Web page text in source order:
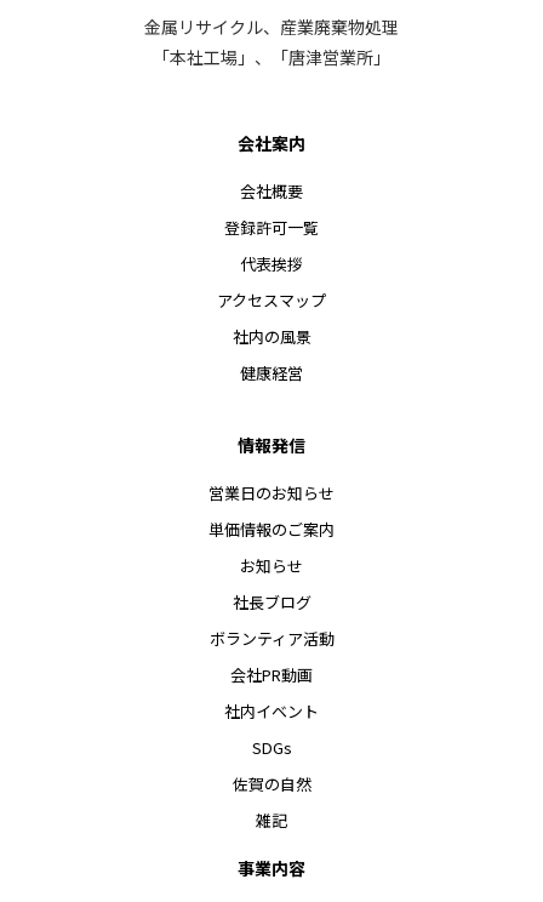
金属リサイクル、産業廃棄物処理
「本社工場」、「唐津営業所」
会社案内
会社概要
登録許可一覧
代表挨拶
アクセスマップ
社内の風景
健康経営
情報発信
営業日のお知らせ
単価情報のご案内
お知らせ
社長ブログ
ボランティア活動
会社PR動画
社内イベント
SDGs
佐賀の自然
雑記
事業内容